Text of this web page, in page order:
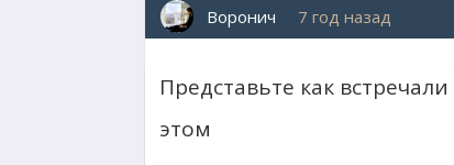
Воронич 7 год назад
Представьте как
этом